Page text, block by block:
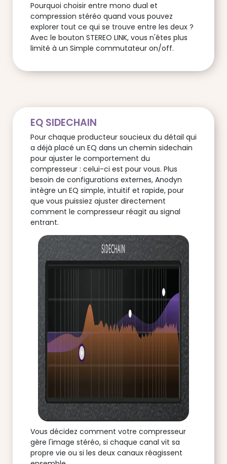
Pourquoi choisir entre mono dual et
compression stéréo quand vous pouvez
explorer tout ce qui se trouve entre les deux ?
Avec le bouton STEREO LINK, vous n'êtes plus
limité à un Simple commutateur on/off.
EQ SIDECHAIN
Pour chaque producteur soucieux du détail qui
a déjà placé un EQ dans un chemin sidechain
pour ajuster le comportement du
compresseur : celui-ci est pour vous. Plus
besoin de configurations externes, Anodyn
intègre un EQ simple, intuitif et rapide, pour
que vous puissiez ajuster directement
comment le compresseur réagit au signal
entrant.
Vous décidez comment votre compresseur
gère l'image stéréo, si chaque canal vit sa
propre vie ou si les deux canaux réagissent